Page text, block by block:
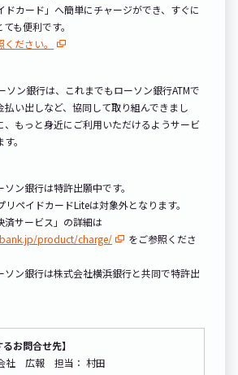
ドカード」へ簡単にチャージができ、すぐに
も便利です。
ださい。
ソン銀行は、これまでもローソン銀行ATMで
払い出しなど、協同して取り組んできまし
、もっと身近にご利用いただけるようサービ
。
ソン銀行は特許出願中です。
リペイドカードLiteは対象外となります。
済サービス」の詳細は
product/charge/
をご参照くださ
ソン銀行は株式会社横浜銀行と共同で特許出
お問合せ先】
社 広報 担当： 村田